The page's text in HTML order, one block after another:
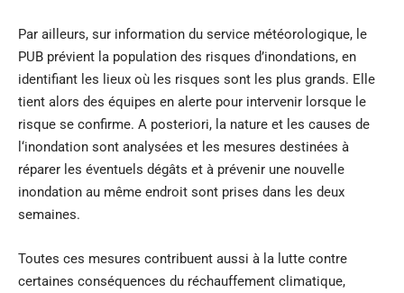
Par ailleurs, sur information du service météorologique, le
PUB prévient la population des risques d’inondations, en
identifiant les lieux où les risques sont les plus grands. Elle
tient alors des équipes en alerte pour intervenir lorsque le
risque se confirme. A posteriori, la nature et les causes de
l‘inondation sont analysées et les mesures destinées à
réparer les éventuels dégâts et à prévenir une nouvelle
inondation au même endroit sont prises dans les deux
semaines.
Toutes ces mesures contribuent aussi à la lutte contre
certaines conséquences du réchauffement climatique,